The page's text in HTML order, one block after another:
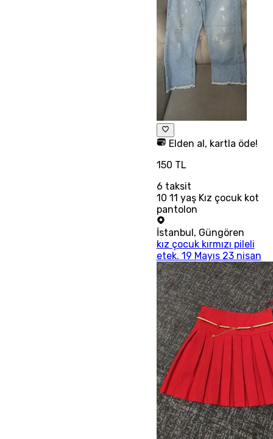
Elden al, kartla öde!
150 TL
6 taksit
10 11 yaş Kız çocuk kot
pantolon
İstanbul, Güngören
kız çocuk kırmızı pileli
etek. 19 Mayıs 23 nisan